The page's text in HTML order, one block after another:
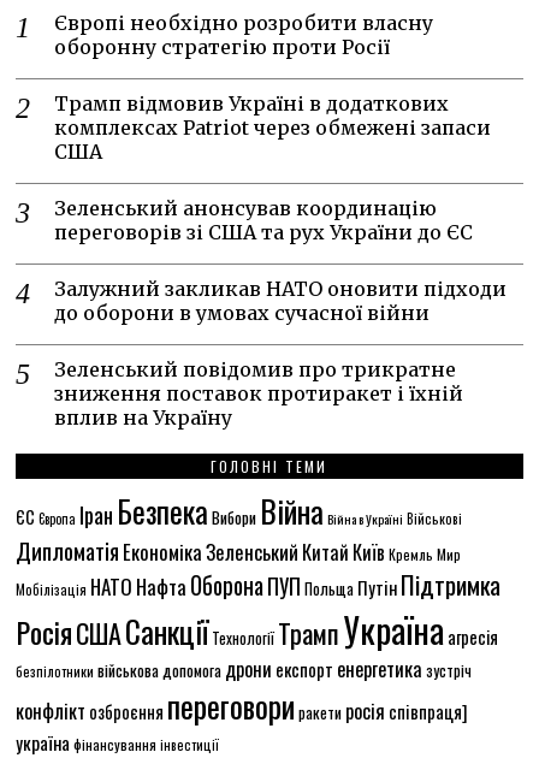
Європі необхідно розробити власну
оборонну стратегію проти Росії
Трамп відмовив Україні в додаткових
комплексах Patriot через обмежені запаси
США
Зеленський анонсував координацію
переговорів зі США та рух України до ЄС
Залужний закликав НАТО оновити підходи
до оборони в умовах сучасної війни
Зеленський повідомив про трикратне
зниження поставок протиракет і їхній
вплив на Україну
ГОЛОВНІ ТЕМИ
ЄС Європа Іран Безпека Вибори Війна Війна в Україні Військові
Дипломатія ЕкономікаЗеленський Китай Київ Кремль Мир
Мобілізація НАТО Нафта ОборонаПУП Польща ПутінПідтримка
РосіяСШАСанкціїТехнологіїТрампУкраїна агресія
безпілотники військова допомога дрони експорт енергетика зустріч
конфлікт озброєння переговори ракети росія співпраця]
україна фінансування інвестиції